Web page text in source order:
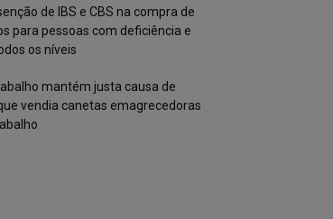
de IBS e CBS na compra de
para pessoas com deficiência e
os níveis
mantém justa causa de
vendia canetas emagrecedoras